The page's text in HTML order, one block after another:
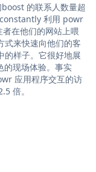
的联系人数量超
利用 powr
在他们的网站上喂
来快速向他们的客
样子。它很好地展
的现场体验。事实
应用程序交互的访
倍。